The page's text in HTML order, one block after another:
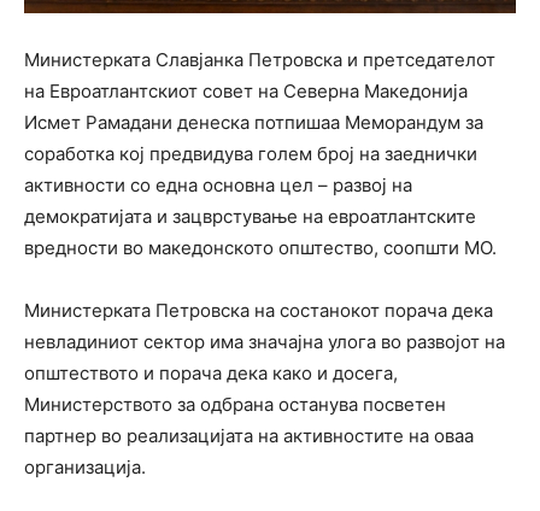
Министерката Славјанка Петровска и претседателот
на Евроатлантскиот совет на Северна Македонија
Исмет Рамадани денеска потпишаа Меморандум за
соработка кој предвидува голем број на заеднички
активности со една основна цел – развој на
демократијата и зацврстување на евроатлантските
вредности во македонското општество, соопшти МО.
Министерката Петровска на состанокот порача дека
невладиниот сектор има значајна улога во развојот на
општеството и порача дека како и досега,
Министерството за одбрана останува посветен
партнер во реализацијата на активностите на оваа
организација.